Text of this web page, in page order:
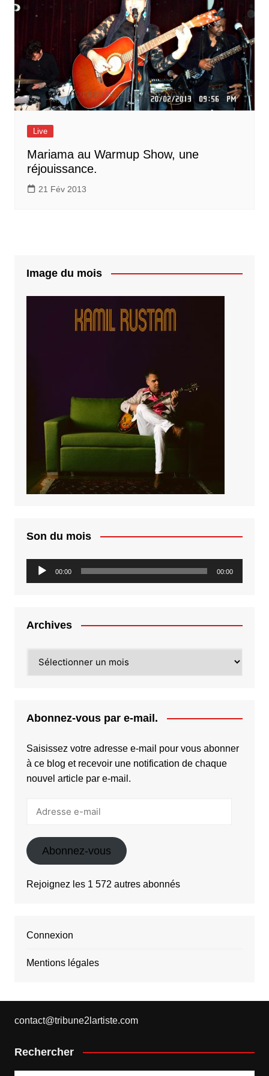
Live
Mariama au Warmup Show, une
réjouissance.
21 Fév 2013
Image du mois
Son du mois
Lecteur
audio
00:00 00:00
Archives
Abonnez-vous par e-mail.
Saisissez votre adresse e-mail pour vous abonner
à ce blog et recevoir une notification de chaque
nouvel article par e-mail.
Abonnez-vous
Rejoignez les 1 572 autres abonnés
Connexion
Mentions légales
contact@tribune2lartiste.com
Rechercher